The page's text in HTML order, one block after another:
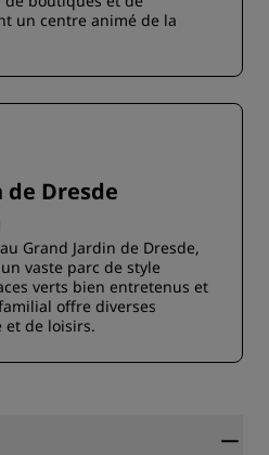
un centre animé de la
de Dresde
Grand Jardin de Dresde,
vaste parc de style
verts bien entretenus et
offre diverses
et de loisirs.